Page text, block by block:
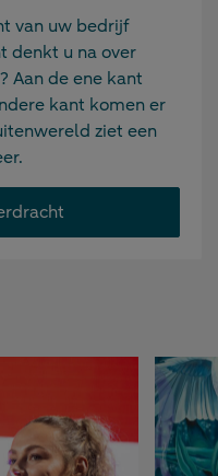
van uw bedrijf
denkt u na over
Aan de ene kant
kant komen er
ziet een